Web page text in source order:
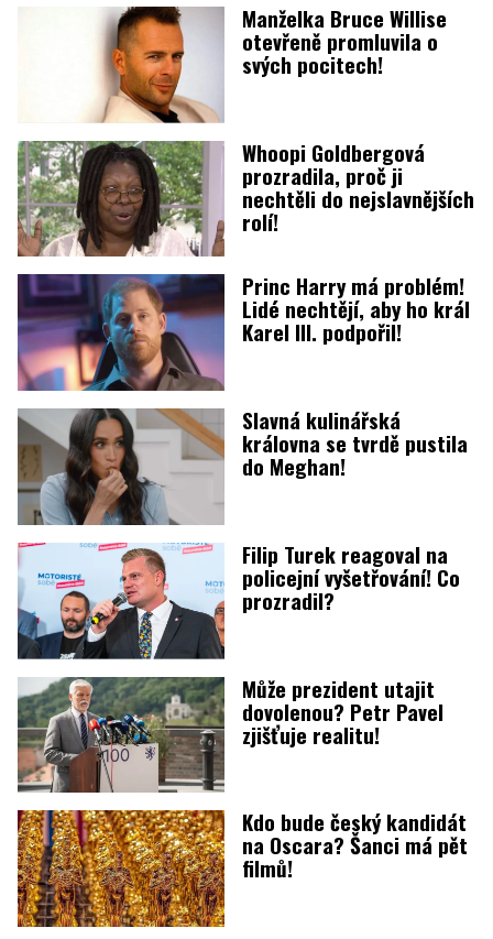
Manželka Bruce Willise
otevřeně promluvila o
svých pocitech!
Whoopi Goldbergová
prozradila, proč ji
nechtěli do nejslavnějších
rolí!
Princ Harry má problém!
Lidé nechtějí, aby ho král
Karel III. podpořil!
Slavná kulinářská
královna se tvrdě pustila
do Meghan!
Filip Turek reagoval na
policejní vyšetřování! Co
prozradil?
Může prezident utajit
dovolenou? Petr Pavel
zjišťuje realitu!
Kdo bude český kandidát
na Oscara? Šanci má pět
filmů!